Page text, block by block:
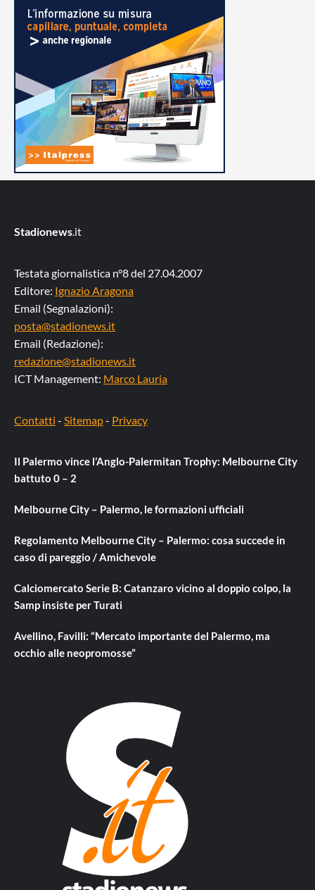
Stadionews.it
Testata giornalistica n°8 del 27.04.2007
Editore: Ignazio Aragona
Email (Segnalazioni):
posta@stadionews.it
Email (Redazione):
redazione@stadionews.it
ICT Management: Marco Lauria
Contatti - Sitemap- Privacy
Il Palermo vince l’Anglo-Palermitan Trophy: Melbourne City
battuto 0 – 2
Melbourne City – Palermo, le formazioni ufficiali
Regolamento Melbourne City – Palermo: cosa succede in
caso di pareggio / Amichevole
Calciomercato Serie B: Catanzaro vicino al doppio colpo, la
Samp insiste per Turati
Avellino, Favilli: “Mercato importante del Palermo, ma
occhio alle neopromosse”